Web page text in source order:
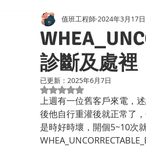
診斷及處裡
值班工程師 2024年3月17日
已更新： 2025年6月7日
評等為 NaN（最高為 5 顆星
上週有一位舊客戶來電，
後他自行重灌後就正常了
是時好時壞，開個5~10次